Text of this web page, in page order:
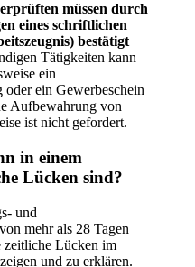
müssen durch
eines schriftlichen
bestätigt
Tätigkeiten kann
ein
oder ein Gewerbeschein
Aufbewahrung von
ist nicht gefordert.
in einem
Lücken sind?
und
mehr als 28 Tagen
zeitliche Lücken im
und zu erklären.